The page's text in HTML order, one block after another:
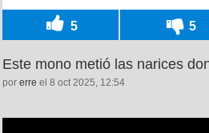
5 5
Este mono metió las narices
por erre el 8 oct 2025, 12:54